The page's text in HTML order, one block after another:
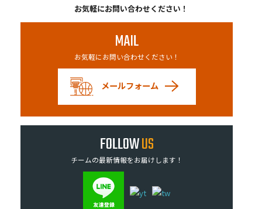
お気軽にお問い合わせください！
MAIL
お気軽にお問い合わせください！
メールフォーム
FOLLOWUS
チームの最新情報をお届けします！